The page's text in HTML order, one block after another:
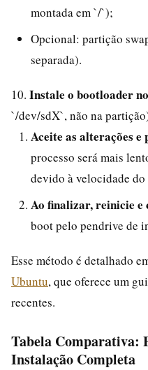
montada em `/`);
Opcional: partição
separada).
10. Instale o bootloader
`/dev/sdX`, não na
Aceite as alterações
processo será mais
devido à velocidade do
Ao finalizar, reinicie
boot pelo pendrive de
Esse método é detalhado
Ubuntu, que oferece um
recentes.
Tabela Comparativa:
Instalação Completa